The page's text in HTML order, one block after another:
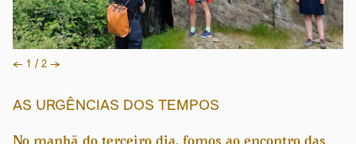
← 1 / 2 →
AS URGÊNCIAS DOS TEMPOS